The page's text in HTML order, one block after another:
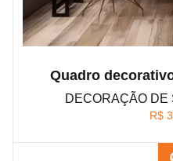
Quadro
DECORAÇÃO DE
R$